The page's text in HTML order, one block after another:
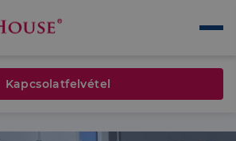
Kapcsolatfelvétel